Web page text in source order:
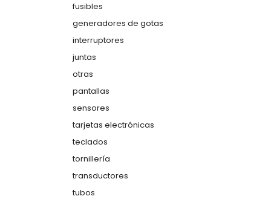
fusibles
generadores de gotas
interruptores
juntas
otras
pantallas
sensores
tarjetas electrónicas
teclados
tornillería
transductores
tubos